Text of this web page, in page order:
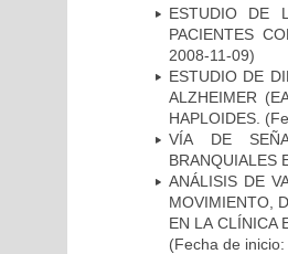
ESTUDIO DE
PACIENTES
2008-11-09)
ESTUDIO DE
ALZHEIMER
HAPLOIDES.
VÍA DE
BRANQUIALES
ANÁLISIS DE
MOVIMIENTO,
EN LA CLÍNICA
(Fecha de